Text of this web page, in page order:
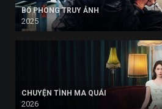
BỔ PHONG TRUY ẢNH
2025
CHUYỆN TÌNH MA QUÁI
2026